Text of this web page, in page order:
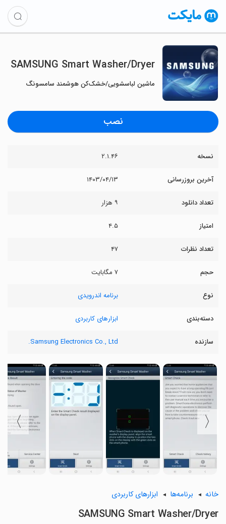
SAMSUNG Smart Washer/Dryer
ماشین لباسشویی/خشک‌کن هوشمند سامسونگ
نصب
نسخه ۲.۱.۴۶
آخرین بروزرسانی ۱۴۰۳/۰۴/۱۳
تعداد دانلود ۹ هزار
امتیاز ۴.۵
تعداد نظرات ۴۷
حجم ۷ مگابایت
نوع برنامه اندرویدی
دسته‌بندی ابزارهای کاربردی
سازنده Samsung Electronics Co., Ltd.
〈
〉
خانه برنامه‌ها ابزارهای کاربردی
SAMSUNG Smart Washer/Dryer